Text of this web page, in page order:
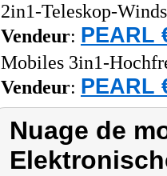
2in1-Teleskop-
Vendeur: PEARL
Mobiles 3in1-
Vendeur: PEARL
Nuage de